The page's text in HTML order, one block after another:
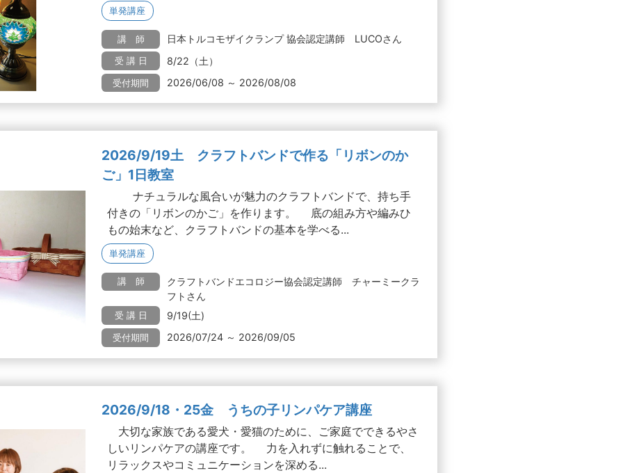
単発講座
講 師 日本トルコモザイクランプ 協会認定講師 LUCOさん
受 講 日 8/22（土）
受付期間 2026/06/08 ～ 2026/08/08
2026/9/19土 クラフトバンドで作る「リボンのか
ご」1日教室
ナチュラルな風合いが魅力のクラフトバンドで、持ち手
付きの「リボンのかご」を作ります。 底の組み方や編みひ
もの始末など、クラフトバンドの基本を学べる...
単発講座
講 師
クラフトバンドエコロジー協会認定講師 チャーミークラ
フトさん
受 講 日 9/19(土)
受付期間 2026/07/24 ～ 2026/09/05
2026/9/18・25金 うちの子リンパケア講座
大切な家族である愛犬・愛猫のために、ご家庭でできるやさ
しいリンパケアの講座です。 力を入れずに触れることで、
リラックスやコミュニケーションを深める...